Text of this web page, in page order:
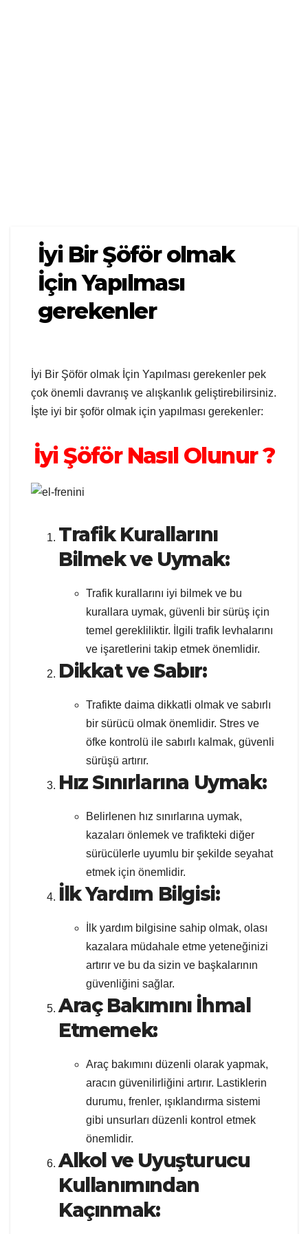
İyi Bir Şöför olmak
İçin Yapılması
gerekenler
İyi Bir Şöför olmak İçin Yapılması gerekenler pek
çok önemli davranış ve alışkanlık geliştirebilirsiniz.
İşte iyi bir şoför olmak için yapılması gerekenler:
İyi Şöför Nasıl Olunur ?
Trafik Kurallarını
Bilmek ve Uymak:
Trafik kurallarını iyi bilmek ve bu
kurallara uymak, güvenli bir sürüş için
temel gerekliliktir. İlgili trafik levhalarını
ve işaretlerini takip etmek önemlidir.
Dikkat ve Sabır:
Trafikte daima dikkatli olmak ve sabırlı
bir sürücü olmak önemlidir. Stres ve
öfke kontrolü ile sabırlı kalmak, güvenli
sürüşü artırır.
Hız Sınırlarına Uymak:
Belirlenen hız sınırlarına uymak,
kazaları önlemek ve trafikteki diğer
sürücülerle uyumlu bir şekilde seyahat
etmek için önemlidir.
İlk Yardım Bilgisi:
İlk yardım bilgisine sahip olmak, olası
kazalara müdahale etme yeteneğinizi
artırır ve bu da sizin ve başkalarının
güvenliğini sağlar.
Araç Bakımını İhmal
Etmemek:
Araç bakımını düzenli olarak yapmak,
aracın güvenilirliğini artırır. Lastiklerin
durumu, frenler, ışıklandırma sistemi
gibi unsurları düzenli kontrol etmek
önemlidir.
Alkol ve Uyuşturucu
Kullanımından
Kaçınmak: